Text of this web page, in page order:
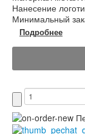
Нанесение
Минимальный
Подробнее